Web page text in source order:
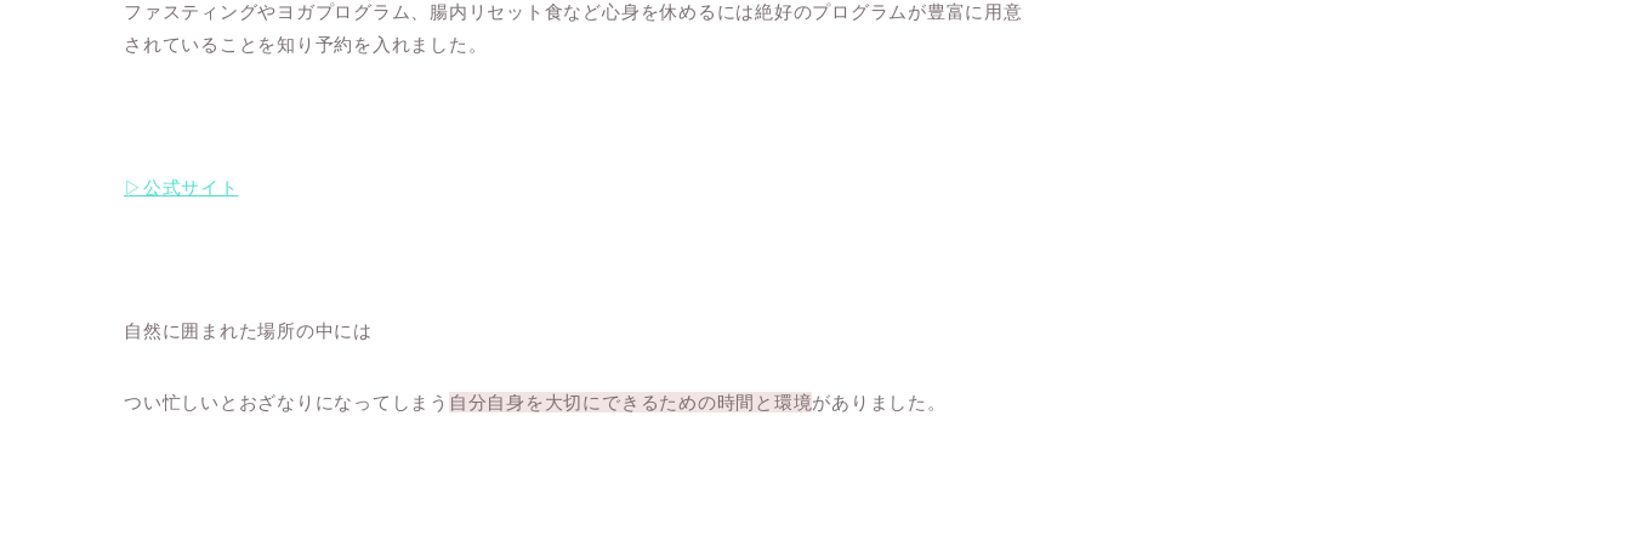
ファスティングやヨガプログラム、腸内リセット食など心身を休めるには絶好のプログラムが豊富に用意
されていることを知り予約を入れました。
▷公式サイト
自然に囲まれた場所の中には
つい忙しいとおざなりになってしまう 自分自身を大切にできるための時間と環境がありました。